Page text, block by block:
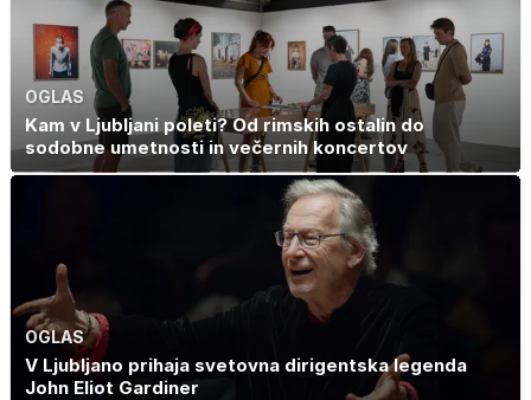
OGLAS
Kam v Ljubljani poleti? Od rimskih ostalin do
sodobne umetnosti in večernih koncertov
OGLAS
V Ljubljano prihaja svetovna dirigentska legenda
John Eliot Gardiner